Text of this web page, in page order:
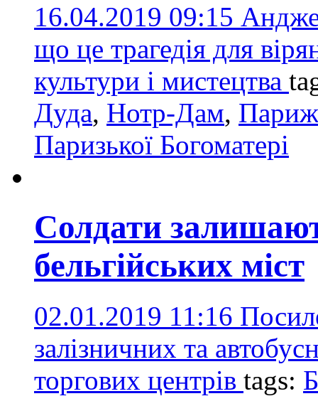
16.04.2019 09:15
що це трагедія для
культури і мистецтва
Дуда, Нотр-Дам, Париж
Паризької Богоматері
Солдати
бельгійських міст
02.01.2019 11:16
залізничних та
торгових центрів tags: